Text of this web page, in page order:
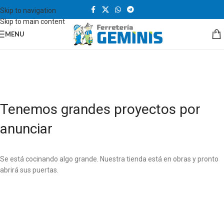
Skip to navigation
Skip to main content
MENU
Tenemos grandes proyectos por
anunciar
Se está cocinando algo grande. Nuestra tienda está en obras y pronto
abrirá sus puertas.